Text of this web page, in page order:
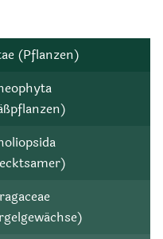
(Pflanzen)